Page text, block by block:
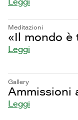
Meditazioni
«Il mondo è
Leggi
Gallery
Ammissioni
Leggi